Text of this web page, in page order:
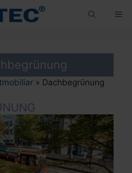
» Dachbegrünung